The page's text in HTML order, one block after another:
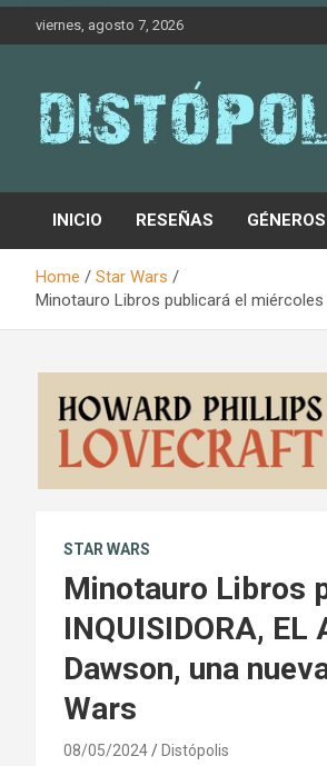
Skip
viernes, agosto 7, 2026
Distópolis
INICIO RESEÑAS GÉNEROS
Home
Star Wars
Minotauro Libros publicará el miércoles
STAR WARS
Minotauro Libros
INQUISIDORA, EL
Dawson, una
Wars
08/05/2024 Distópolis